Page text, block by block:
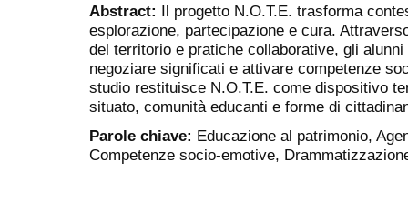
Abstract: Il progetto N.O.T.E. trasforma
esplorazione, partecipazione e cura.
del territorio e pratiche collaborative, gli
negoziare significati e attivare competenze
studio restituisce N.O.T.E. come dispositivo
situato, comunità educanti e forme di
Parole chiave: Educazione al patrimonio,
Competenze socio-emotive,